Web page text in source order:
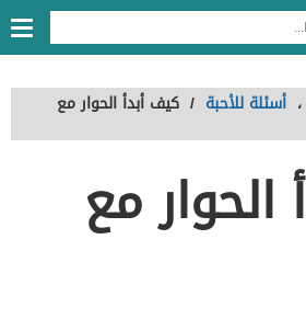
، أسئلة للأحبة / كيف أبدأ الحوار مع
مع